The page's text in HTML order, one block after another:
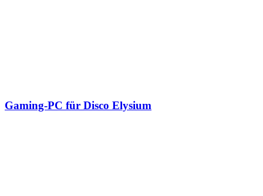
Gaming-PC für Disco Elysium